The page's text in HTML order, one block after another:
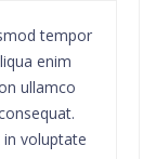
tempor
enim
ullamco
voluptate